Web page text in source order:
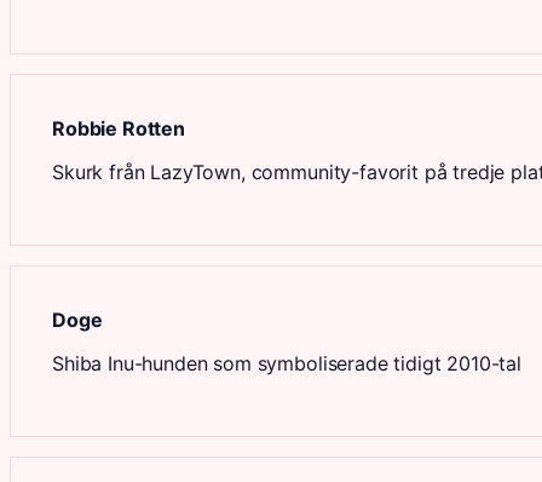
Robbie Rotten
Skurk från LazyTown, community-favorit på tredje
Doge
Shiba Inu-hunden som symboliserade tidigt 2010-tal